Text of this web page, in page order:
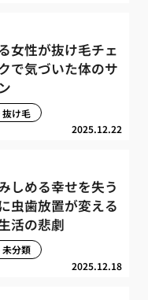
女性が抜け毛チェ
で気づいた体のサ
2025.12.22
抜け毛
しめる幸せを失う
虫歯放置が変える
活の悲劇
2025.12.18
未分類